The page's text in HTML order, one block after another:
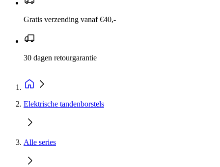
Gratis verzending vanaf €40,-
30 dagen retourgarantie
Elektrische tandenborstels
Alle series